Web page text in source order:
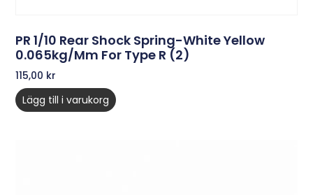
PR 1/10 Rear Shock Spring-White Yellow
0.065kg/mm For Type R (2)
115,00 kr
Lägg till i varukorg